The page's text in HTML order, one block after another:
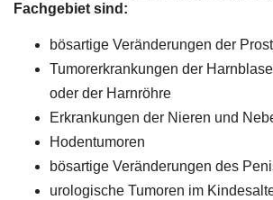
Fachgebiet sind:
bösartige Veränderungen der
Tumorerkrankungen der
oder der Harnröhre
Erkrankungen der Nieren und
Hodentumoren
bösartige Veränderungen des
urologische Tumoren im